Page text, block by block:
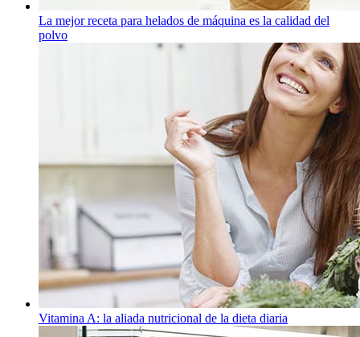
La mejor receta para helados de máquina es la calidad del
polvo
Vitamina A: la aliada nutricional de la dieta diaria